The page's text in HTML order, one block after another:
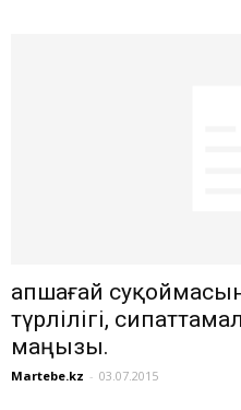
Қапшағай
түрлілігі,
маңызы.
Martebe.kz - 03.07.2015